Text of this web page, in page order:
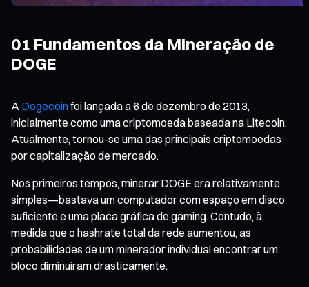
01 Fundamentos da Mineração de
DOGE
A Dogecoinfoi lançada a 6 de dezembro de 2013,
inicialmente como uma criptomoeda baseada na Litecoin.
Atualmente, tornou-se uma das principais criptomoedas
por capitalização de mercado.
Nos primeiros tempos, minerar DOGE era relativamente
simples—bastava um computador com espaço em disco
suficiente e uma placa gráfica de gaming. Contudo, à
medida que o hashrate total da rede aumentou, as
probabilidades de um minerador individual encontrar um
bloco diminuíram drasticamente.